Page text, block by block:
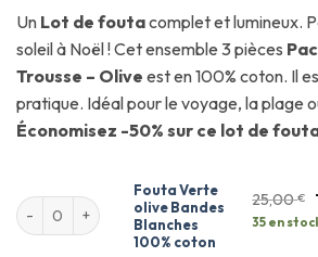
Un Lot de foutacomplet et lumineux.
soleil à Noël ! Cet ensemble 3 pièces
Trousse – Olive est en 100% coton. Il
pratique. Idéal pour le voyage, la plage
Économisez -50% sur ce lot de
Fouta Verte
olive Bandes
Blanches
100% coton
25,00€
35 en